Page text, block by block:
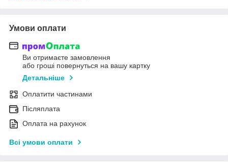
Умови оплати
Ви отримаєте замовлення
або гроші повернуться на вашу картку
Детальніше
Оплатити частинами
Післяплата
Оплата на рахунок
Всі умови оплати